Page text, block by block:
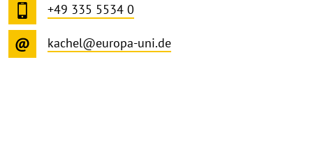
+49 335 5534 0
kachel@europa-uni.de